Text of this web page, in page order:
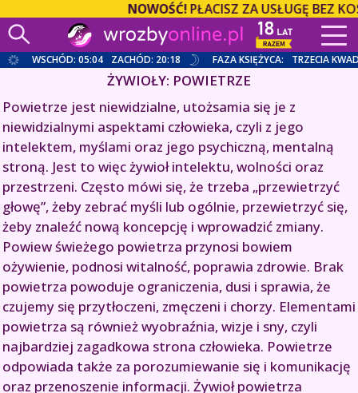
NOWOŚĆ!PŁACISZ ZA USŁUGĘ BEZ
WSCHÓD: 05:04 ZACHÓD: 20:18 FAZA KSIĘŻYCA: TRZECIA
ŻYWIOŁY: POWIETRZE
Powietrze jest niewidzialne, utożsamia się je z
niewidzialnymi aspektami człowieka, czyli z jego
intelektem, myślami oraz jego psychiczną, mentalną
stroną. Jest to więc żywioł intelektu, wolności oraz
przestrzeni. Często mówi się, że trzeba „przewietrzyć
głowę”, żeby zebrać myśli lub ogólnie, przewietrzyć się,
żeby znaleźć nową koncepcję i wprowadzić zmiany.
Powiew świeżego powietrza przynosi bowiem
ożywienie, podnosi witalność, poprawia zdrowie. Brak
powietrza powoduje ograniczenia, dusi i sprawia, że
czujemy się przytłoczeni, zmęczeni i chorzy. Elementami
powietrza są również wyobraźnia, wizje i sny, czyli
najbardziej zagadkowa strona człowieka. Powietrze
odpowiada także za porozumiewanie się i komunikację
oraz przenoszenie informacji. Żywioł powietrza